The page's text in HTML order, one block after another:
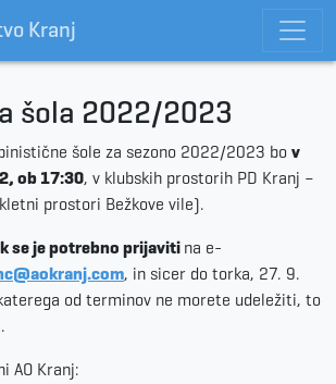
Kranj
šola 2022/2023
šole za sezono 2022/2023 bo v
ob 17:30, v klubskih prostorih PD Kranj –
prostori Bežkove vile).
se je potrebno prijaviti na e-
, in sicer do torka, 27. 9.
od terminov ne morete udeležiti, to
AO Kranj: